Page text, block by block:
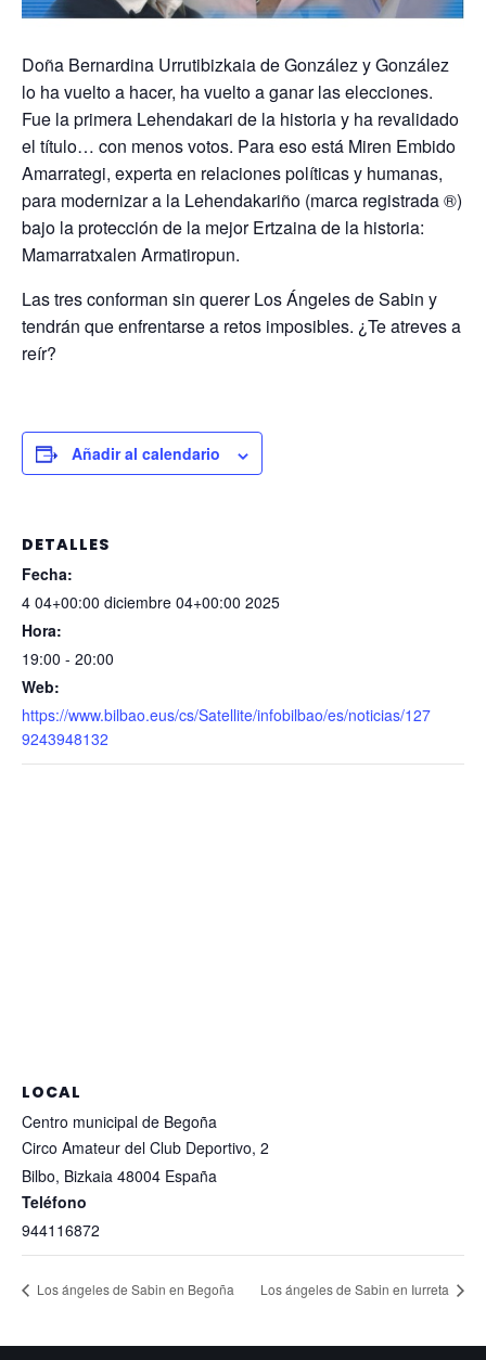
Doña Bernardina Urrutibizkaia de González y González
lo ha vuelto a hacer, ha vuelto a ganar las elecciones.
Fue la primera Lehendakari de la historia y ha revalidado
el título… con menos votos. Para eso está Miren Embido
Amarrategi, experta en relaciones políticas y humanas,
para modernizar a la Lehendakariño (marca registrada ®️)
bajo la protección de la mejor Ertzaina de la historia:
Mamarratxalen Armatiropun.
Las tres conforman sin querer Los Ángeles de Sabin y
tendrán que enfrentarse a retos imposibles. ¿Te atreves a
reír?
Añadir al calendario
DETALLES
Fecha:
4 04+00:00 diciembre 04+00:00 2025
Hora:
19:00 - 20:00
Web:
https://www.bilbao.eus/cs/Satellite/infobilbao/es/noticias/127
9243948132
LOCAL
Centro municipal de Begoña
Circo Amateur del Club Deportivo, 2
Bilbo, Bizkaia 48004 España
Teléfono
944116872
Los ángeles de Sabin en Begoña Los ángeles de Sabin en Iurreta